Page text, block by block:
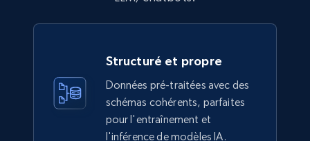
count, Main image, Category url, Category, and
eCommerce
151+ Buy Now
Structuré et propre
Données pré-traitées avec des
schémas cohérents, parfaites
pour l'entraînement et
l'inférence de modèles IA.